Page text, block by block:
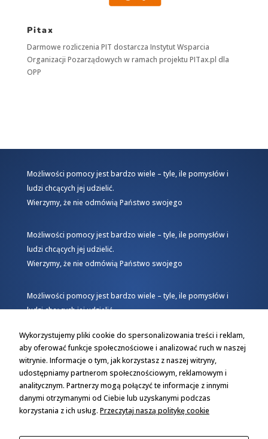
Pitax
Darmowe rozliczenia PIT dostarcza Instytut Wsparcia
Organizacji Pozarządowych w ramach projektu PITax.pl dla
OPP
Możliwości pomocy jest bardzo wiele – tyle, ile pomysłów i
ludzi chcących jej udzielić.
Wierzymy, że nie odmówią Państwo swojego
Możliwości pomocy jest bardzo wiele – tyle, ile pomysłów i
ludzi chcących jej udzielić.
Wierzymy, że nie odmówią Państwo swojego
Możliwości pomocy jest bardzo wiele – tyle, ile pomysłów i
ludzi chcących jej udzielić.
Wykorzystujemy pliki cookie do spersonalizowania treści i reklam,
aby oferować funkcje społecznościowe i analizować ruch w naszej
witrynie. Informacje o tym, jak korzystasz z naszej witryny,
udostępniamy partnerom społecznościowym, reklamowym i
analitycznym. Partnerzy mogą połączyć te informacje z innymi
danymi otrzymanymi od Ciebie lub uzyskanymi podczas
korzystania z ich usług. Przeczytaj naszą politykę cookie